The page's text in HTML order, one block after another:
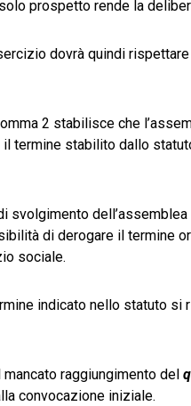
prospetto rende la
dovrà quindi
2 stabilisce che
il termine stabilito dallo
svolgimento
di derogare il termine
sociale.
indicato nello statuto
raggiungimento del
convocazione iniziale.